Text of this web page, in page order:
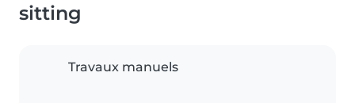
sitting
Travaux manuels